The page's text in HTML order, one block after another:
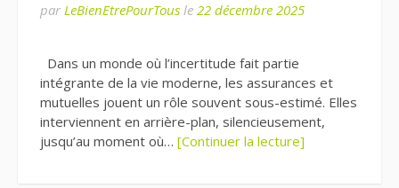
par LeBienEtrePourTous le 22 décembre 2025
Dans un monde où l’incertitude fait partie
intégrante de la vie moderne, les assurances et
mutuelles jouent un rôle souvent sous-estimé. Elles
interviennent en arrière-plan, silencieusement,
jusqu’au moment où… [Continuer la lecture]